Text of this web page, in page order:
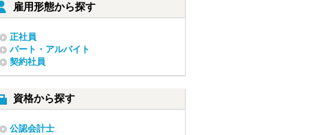
雇用形態から探す
正社員
パート・アルバイト
契約社員
資格から探す
公認会計士